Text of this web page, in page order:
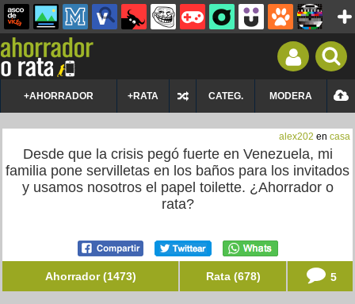
+AHORRADOR +RATA CATEG. MODERA
alex202 en casa
Desde que la crisis pegó fuerte en Venezuela, mi
familia pone servilletas en los baños para los invitados
y usamos nosotros el papel toilette. ¿Ahorrador o
rata?
Ahorrador (1473) Rata (678) 5